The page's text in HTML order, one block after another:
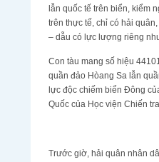
lẫn quốc tế trên biển, kiểm
trên thực tế, chỉ có hải
– dẫu có lực lượng riêng
Con tàu mang số hiệu
quần đảo Hòang Sa lẫn
lực độc chiếm biển Đông
Quốc của Học viện Chiến
Trước giờ, hải quân nhân